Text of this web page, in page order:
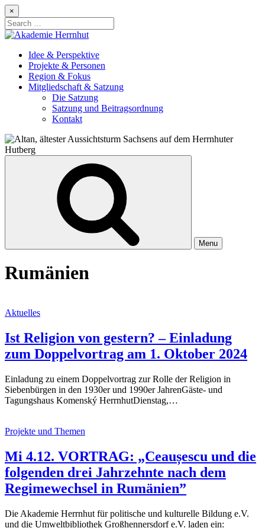
Skip
to
content
×
Search
for:
Idee & Perspektive
Projekte & Personen
Region & Fokus
Mitgliedschaft & Satzung
Die Satzung
Satzung und Beitragsordnung
Kontakt
Menu
Rumänien
Aktuelles
Ist Religion von gestern? – Einladung
zum Doppelvortrag am 1. Oktober 2024
Einladung zu einem Doppelvortrag zur Rolle der Religion in
Siebenbürgen in den 1930er und 1990er JahrenGäste- und
Tagungshaus Komenský HerrnhutDienstag,…
Projekte und Themen
Mi 4.12. VORTRAG: „Ceaușescu und die
folgenden drei Jahrzehnte nach dem
Regimewechsel in Rumänien”
Die Akademie Herrnhut für politische und kulturelle Bildung e.V.
und die Umweltbibliothek Großhennersdorf e.V. laden ein: